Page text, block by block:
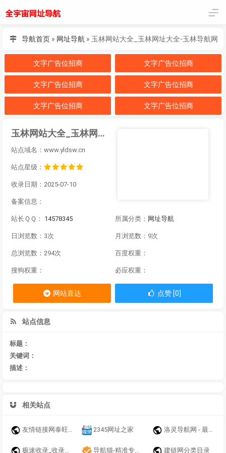
导航首页 » 网址导航 » 玉林网站大全_玉林网址大全-玉林导航网
文字广告位招商 文字广告位招商
文字广告位招商 文字广告位招商
文字广告位招商 文字广告位招商
玉林网站大全_玉林网址大全-玉林导航网
站点域名：www.yldsw.cn
站点星级：
收录日期：2025-07-10
备案信息：
站长ＱＱ： 14578345 所属分类： 网址导航
日浏览数：3次 月浏览数：9次
总浏览数：294次 百度权重：
搜狗权重： 必应权重：
网站直达 点赞 [0]
站点信息
标题：
关键词：
描述：
相关站点
友情链接网泰旺运链接导航自动秒收录，网址大全网址导航免费自动收录 2345网址之家 洛灵导航网 - 最全面的实用导航网站
极速收录_收录全网精选酷站 导航猫-精准专业的网页导航 建链网分类目录